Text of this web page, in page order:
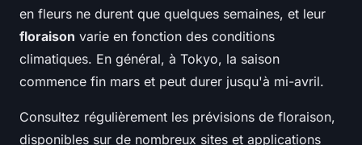
en fleurs ne durent que quelques semaines, et leur
floraison varie en fonction des conditions
climatiques. En général, à Tokyo, la saison
commence fin mars et peut durer jusqu'à mi-avril.
Consultez régulièrement les prévisions de floraison,
disponibles sur de nombreux sites et applications